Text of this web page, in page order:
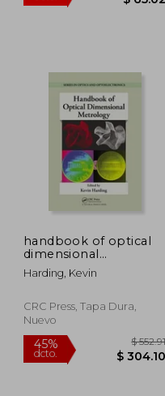
$ 552.91
$ 304.10
handbook of optical
dimensional
metrology (en Inglés)
Harding, Kevin
CRC Press, Tapa Dura,
Nuevo